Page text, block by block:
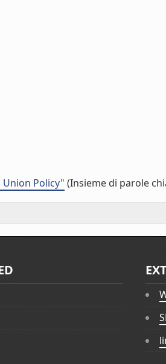
Policy" (Insieme di parole